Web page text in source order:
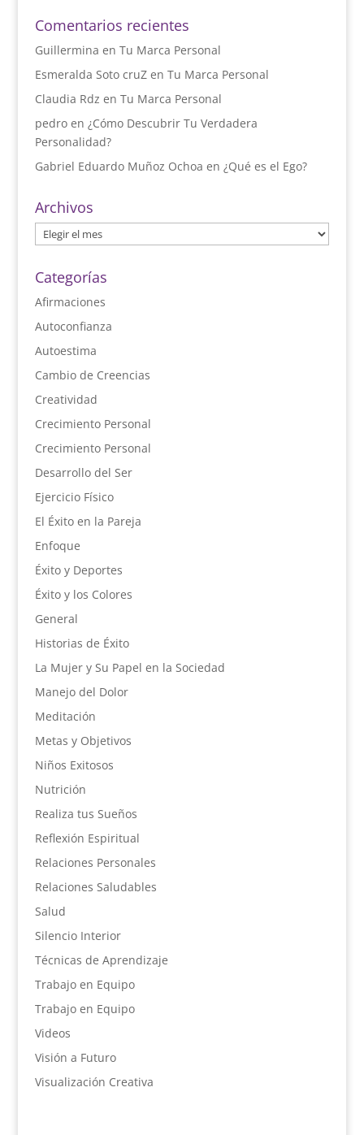
Comentarios recientes
Guillermina en Tu Marca Personal
Esmeralda Soto cruZen Tu Marca Personal
Claudia Rdz en Tu Marca Personal
pedroen ¿Cómo Descubrir Tu Verdadera
Personalidad?
Gabriel Eduardo Muñoz Ochoa en ¿Qué es el Ego?
Archivos
Archivos
Categorías
Afirmaciones
Autoconfianza
Autoestima
Cambio de Creencias
Creatividad
Crecimiento Personal
Crecimiento Personal
Desarrollo del Ser
Ejercicio Físico
El Éxito en la Pareja
Enfoque
Éxito y Deportes
Éxito y los Colores
General
Historias de Éxito
La Mujer y Su Papel en la Sociedad
Manejo del Dolor
Meditación
Metas y Objetivos
Niños Exitosos
Nutrición
Realiza tus Sueños
Reflexión Espiritual
Relaciones Personales
Relaciones Saludables
Salud
Silencio Interior
Técnicas de Aprendizaje
Trabajo en Equipo
Trabajo en Equipo
Videos
Visión a Futuro
Visualización Creativa